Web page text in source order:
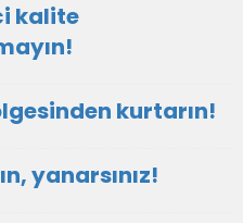
kalite
kurtarın!
yanarsınız!